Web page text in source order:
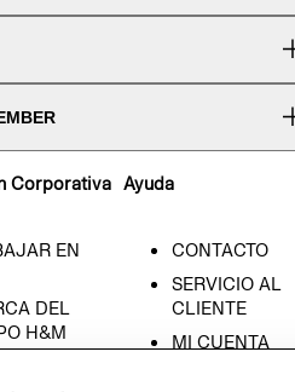
Corporativa
EN
DEL
H&M
Ayuda
CONTACTO
SERVICIO AL
CLIENTE
MI CUENTA